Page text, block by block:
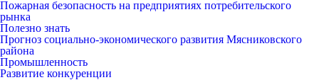
Пожарная безопасность на предприятиях потребительского
рынка
Полезно знать
Прогноз социально-экономического развития Мясниковского
района
Промышленность
Развитие конкуренции